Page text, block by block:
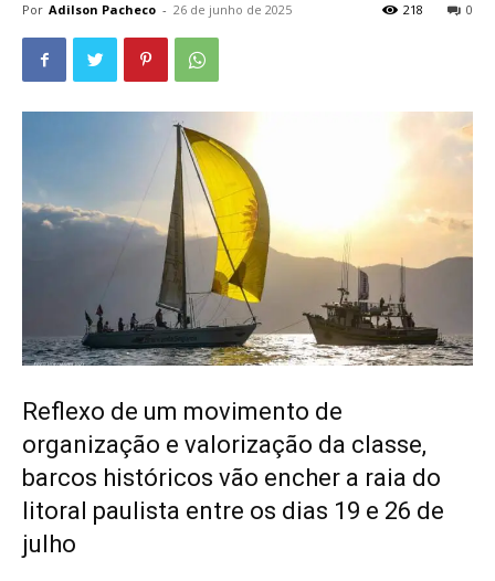
Por Adilson Pacheco - 26 de junho de 2025 0
218
Reflexo de um movimento de
organização e valorização da classe,
barcos históricos vão encher a raia do
litoral paulista entre os dias 19 e 26 de
julho